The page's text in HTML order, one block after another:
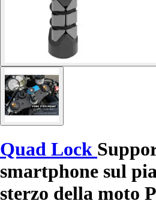
Quad Lock
smartphone sul
sterzo della moto